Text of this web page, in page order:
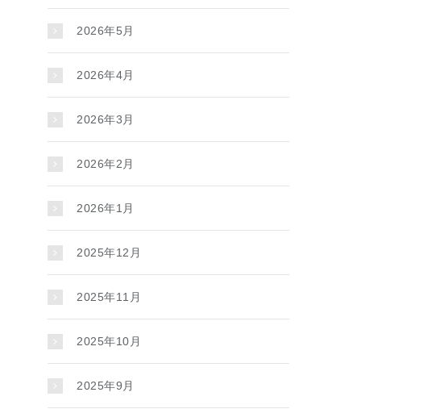
2026年5月
2026年4月
2026年3月
2026年2月
2026年1月
2025年12月
2025年11月
2025年10月
2025年9月